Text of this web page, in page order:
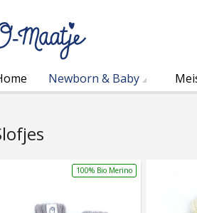
Newborn & Baby
100% Bio Merino